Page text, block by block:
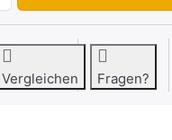
Vergleichen Fragen?